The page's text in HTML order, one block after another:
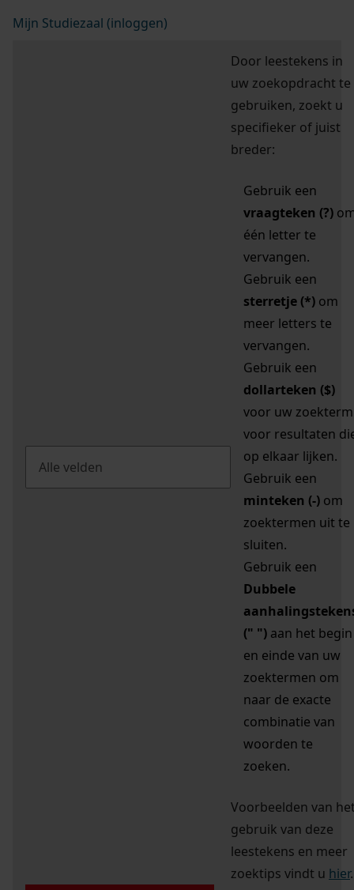
Mijn Studiezaal (inloggen)
Door leestekens in
uw zoekopdracht te
gebruiken, zoekt u
specifieker of juist
breder:
Gebruik een
vraagteken (?)
één letter te
vervangen.
Gebruik een
sterretje (*) om
meer letters te
vervangen.
Gebruik een
dollarteken ($)
voor uw zoekterm
voor resultaten
op elkaar lijken.
Gebruik een
minteken (-) om
zoektermen uit te
sluiten.
Gebruik een
Dubbele
(" ") aan het begin
en einde van uw
zoektermen om
naar de exacte
combinatie van
woorden te
zoeken.
Voorbeelden van
gebruik van deze
leestekens en meer
zoektips vindt u hier.